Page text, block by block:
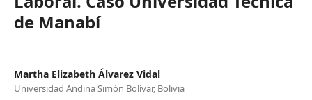
de Manabí
Martha Elizabeth Álvarez Vidal
Universidad Andina Simón Bolívar, Bolivia